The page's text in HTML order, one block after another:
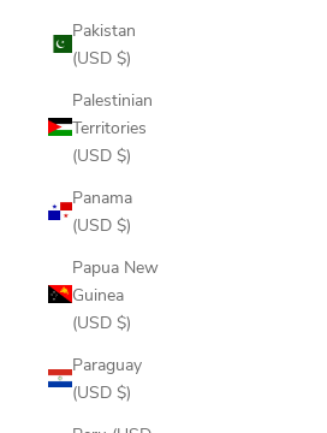
Pakistan
(USD $)
Palestinian
Territories
(USD $)
Panama
(USD $)
Papua New
Guinea
(USD $)
Paraguay
(USD $)